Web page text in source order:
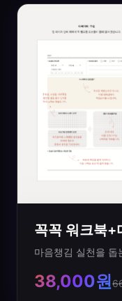
꼭꼭 워크북+
마음챙김 실천을 돕
38,000원